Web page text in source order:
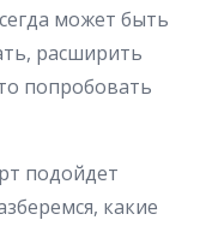
может быть
расширить
попробовать
подойдет
какие